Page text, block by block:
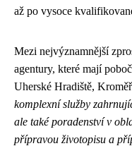
až po vysoce
Mezi nejvýznamnější
agentury, které mají
Uherské Hradiště,
komplexní služby
ale také poradenství v
přípravou životopisu a